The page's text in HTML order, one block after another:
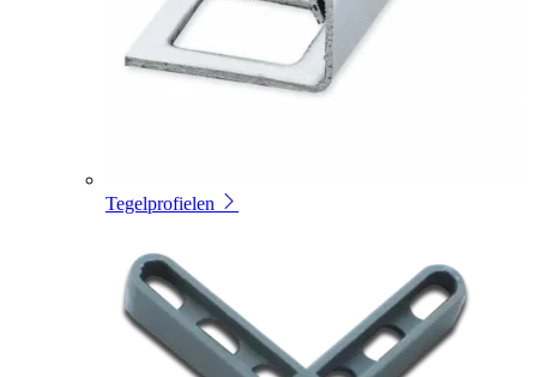
Tegelprofielen